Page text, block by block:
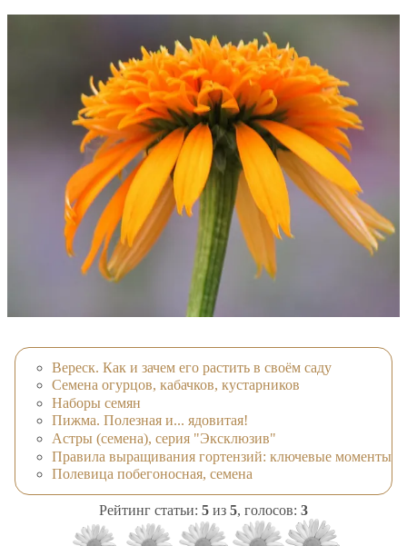
Вереск. Как и зачем его растить в своём саду
Семена огурцов, кабачков, кустарников
Наборы семян
Пижма. Полезная и... ядовитая!
Астры (семена), серия "Эксклюзив"
Правила выращивания гортензий: ключевые моменты
Полевица побегоносная, семена
Рейтинг статьи: 5 из 5, голосов: 3